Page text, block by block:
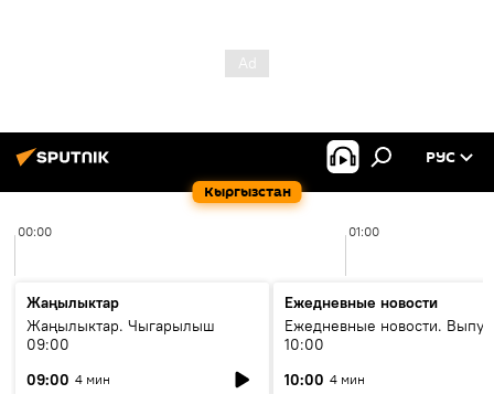
Кыргызстан
РУС
00:00 01:00
Жаңылыктар
Жаңылыктар. Чыгарылыш
09:00
09:00 4 мин
Ежедневные новости
Ежедневные новости.
10:00
10:00 4 мин